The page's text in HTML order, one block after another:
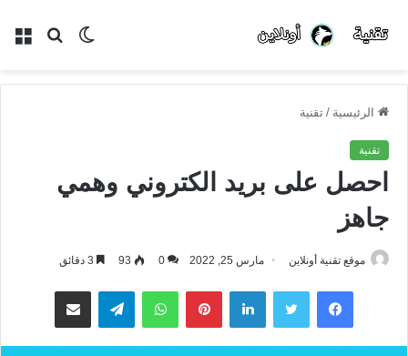
بحث الوضع
الرئيسية / تقنية
تقنية
احصل على بريد الكتروني وهمي
جاهز
موقع تقنية أونلاين مارس 25, 2022 0
93
فيسبوك تويتر لينكدإن بينتيريستواتساب تيلقرام مشاركة عبر البريد